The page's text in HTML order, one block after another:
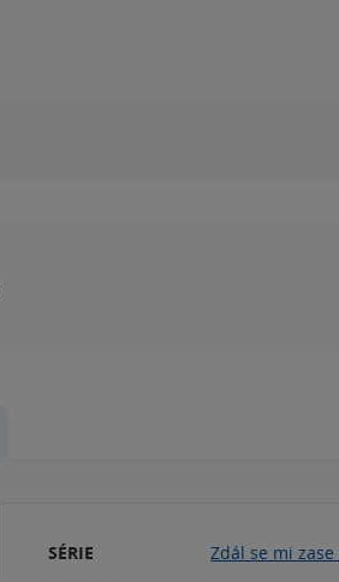
SÉRIE Zdál se mi